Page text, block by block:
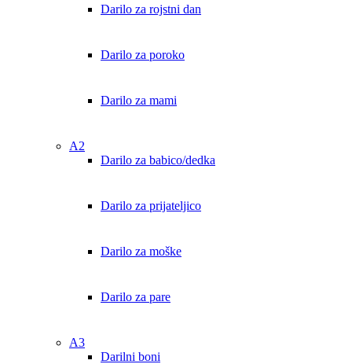
Darilo za rojstni dan
Darilo za poroko
Darilo za mami
A2
Darilo za babico/dedka
Darilo za prijateljico
Darilo za moške
Darilo za pare
A3
Darilni boni